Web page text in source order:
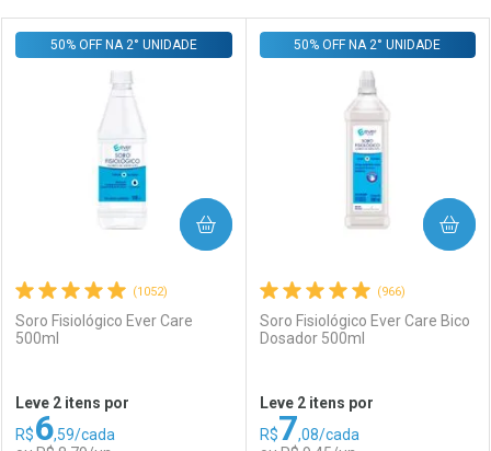
Prateleira
(1052)
Soro Fisiológico Ever Care
500ml
50% OFF NA 2° UNIDADE
Leve 2 itens por
R$6,59/cada
COMPRAR
(966)
Soro Fisiológico Ever Care Bico
Dosador 500ml
50% OFF NA 2° UNIDADE
Leve 2 itens por
R$7,08/cada
COMPRAR